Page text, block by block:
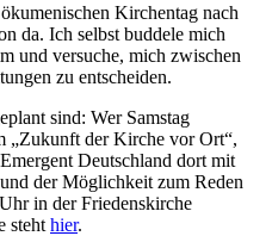
Kirchentag nach
da. Ich selbst buddele mich
und versuche, mich zwischen
zu entscheiden.
sind: Wer Samstag
„Zukunft der Kirche vor Ort“,
Deutschland dort mit
der Möglichkeit zum Reden
in der Friedenskirche
steht hier.